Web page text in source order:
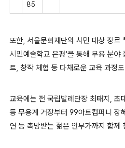
85
또한, 서울문화재단의 시민 대상 장르
시민예술학교 은평’을 통해 무용 분야
트, 창작 체험 등 다채로운 교육 과정
교육에는 전 국립발레단장 최태지 , 초
등 무용계 거장부터 99아트컴퍼니 장
연 등 촉망받는 젊은 안무가까지 함께